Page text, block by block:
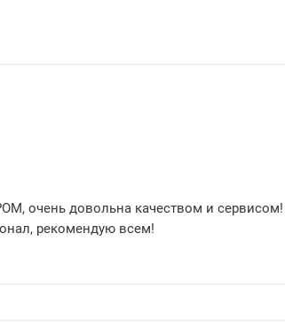
очень довольна качеством и сервисом!
рекомендую всем!